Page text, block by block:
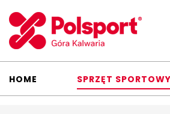
HOME SPRZĘT SPORTOWY